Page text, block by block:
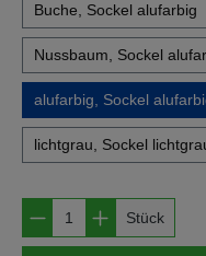
Buche, Sockel alufarbig
Nussbaum, Sockel
alufarbig, Sockel
lichtgrau, Sockel
Produkt Anzahl:
Stück